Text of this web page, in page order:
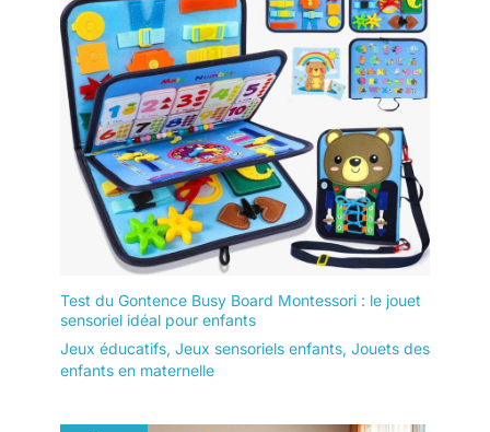
Test du Gontence Busy Board Montessori : le jouet
sensoriel idéal pour enfants
Jeux éducatifs, Jeux sensoriels enfants, Jouets des
enfants en maternelle